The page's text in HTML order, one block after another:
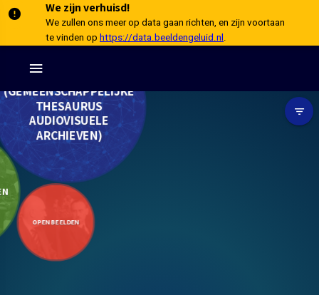
We zijn verhuisd!
We zullen ons meer op data gaan richten, en zijn voortaan
te vinden op https://data.beeldengeluid.nl
(GEMEENSCHAPPELIJKE
THESAURUS
AUDIOVISUELE
ARCHIEVEN)
OPEN
OPEN BEELDEN
RADIO
NEDERLAND